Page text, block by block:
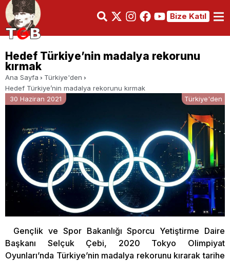
Bize Katıl
Hedef Türkiye’nin madalya rekorunu
kırmak
Ana Sayfa
Türkiye'den
Hedef Türkiye’nin madalya rekorunu kırmak
30 Haziran 2021
Türkiye'den
Gençlik ve Spor Bakanlığı Sporcu Yetiştirme Daire
Başkanı Selçuk Çebi, 2020 Tokyo Olimpiyat
Oyunları’nda Türkiye’nin madalya rekorunu kırarak tarihe